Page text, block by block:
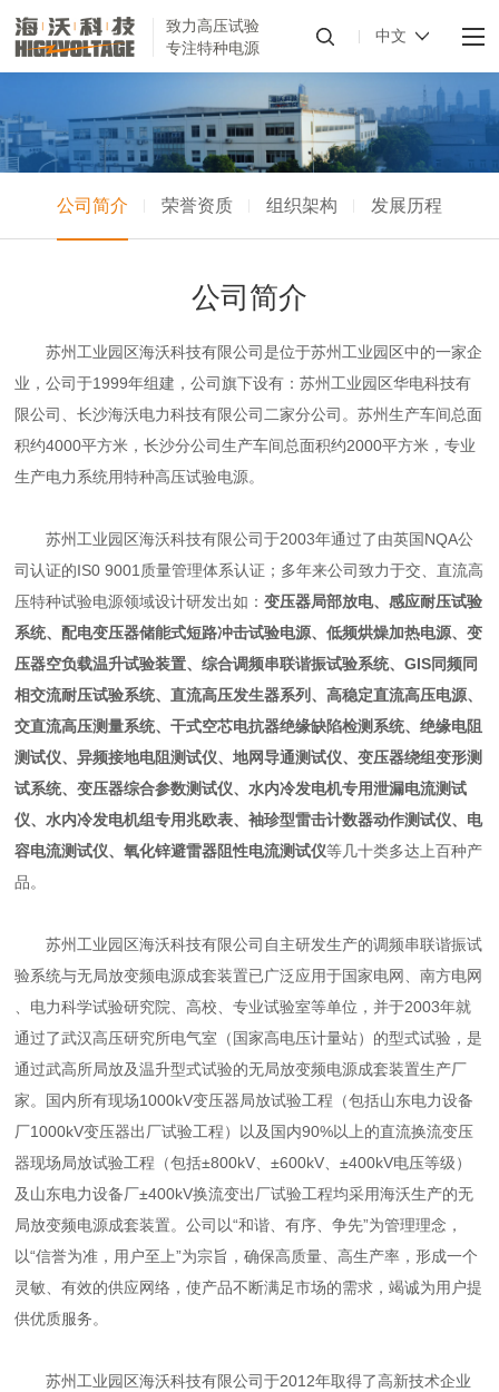
致力高压试验
专注特种电源
中文
公司简介 荣誉资质 组织架构 发展历程
公司简介
苏州工业园区海沃科技有限公司是位于苏州工业园区中的一家企
业，公司于1999年组建，公司旗下设有：苏州工业园区华电科技有
限公司、长沙海沃电力科技有限公司二家分公司。苏州生产车间总面
积约4000平方米，长沙分公司生产车间总面积约2000平方米，专业
生产电力系统用特种高压试验电源。
苏州工业园区海沃科技有限公司于2003年通过了由英国NQA公
司认证的IS0 9001质量管理体系认证；多年来公司致力于交、直流高
压特种试验电源领域设计研发出如：变压器局部放电、感应耐压试验
系统、配电变压器储能式短路冲击试验电源、低频烘燥加热电源、变
压器空负载温升试验装置、综合调频串联谐振试验系统、GIS同频同
相交流耐压试验系统、直流高压发生器系列、高稳定直流高压电源、
交直流高压测量系统、干式空芯电抗器绝缘缺陷检测系统、绝缘电阻
测试仪、异频接地电阻测试仪、地网导通测试仪、变压器绕组变形测
试系统、变压器综合参数测试仪、水内冷发电机专用泄漏电流测试
仪、水内冷发电机组专用兆欧表、袖珍型雷击计数器动作测试仪、电
容电流测试仪、氧化锌避雷器阻性电流测试仪等几十类多达上百种产
品。
苏州工业园区海沃科技有限公司自主研发生产的调频串联谐振试
验系统与无局放变频电源成套装置已广泛应用于国家电网、南方电网
、电力科学试验研究院、高校、专业试验室等单位，并于2003年就
通过了武汉高压研究所电气室（国家高电压计量站）的型式试验，是
通过武高所局放及温升型式试验的无局放变频电源成套装置生产厂
家。国内所有现场1000kV变压器局放试验工程（包括山东电力设备
厂1000kV变压器出厂试验工程）以及国内90%以上的直流换流变压
器现场局放试验工程（包括±800kV、±600kV、±400kV电压等级）
及山东电力设备厂±400kV换流变出厂试验工程均采用海沃生产的无
局放变频电源成套装置。公司以“和谐、有序、争先”为管理理念，
以“信誉为准，用户至上”为宗旨，确保高质量、高生产率，形成一个
灵敏、有效的供应网络，使产品不断满足市场的需求，竭诚为用户提
供优质服务。
苏州工业园区海沃科技有限公司于2012年取得了高新技术企业